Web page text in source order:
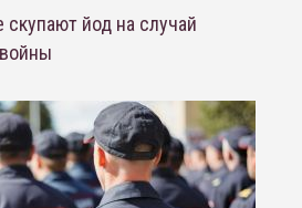
скупают йод на случай